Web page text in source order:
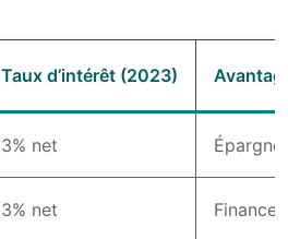
Taux d’intérêt (2023)
3% net
3% net Finance